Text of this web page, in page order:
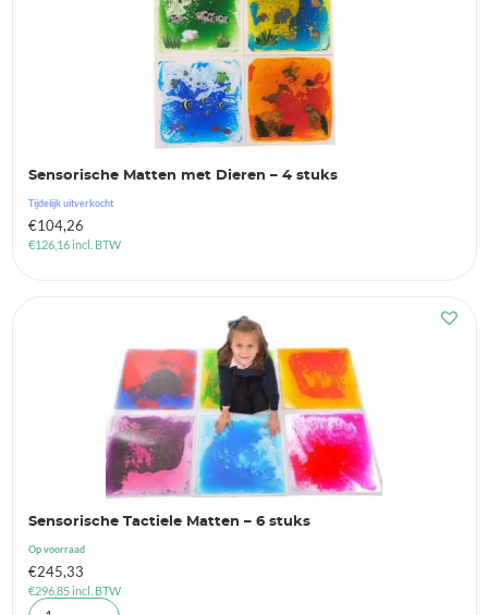
Sensorische Matten met Dieren – 4 stuks
Tijdelijk uitverkocht
€104,26
€126,16incl. BTW
Sensorische Tactiele Matten – 6 stuks
Op voorraad
€245,33
€296,85incl. BTW